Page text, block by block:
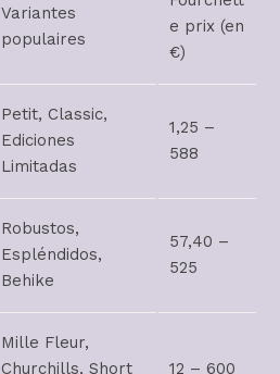
Variantes
populaires
e prix (en
€)
Petit, Classic,
Ediciones
Limitadas
1,25 –
588
Robustos,
Espléndidos,
Behike
57,40 –
525
Mille Fleur,
Churchills, Short
12 – 600